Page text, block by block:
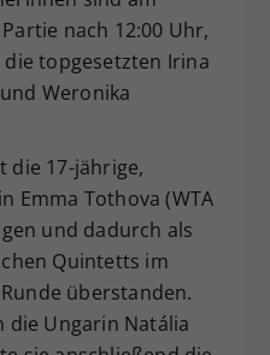
nach 12:00 Uhr,
topgesetzten Irina
Weronika
die 17-jährige,
Emma Tothova (WTA
und dadurch als
Quintetts im
überstanden.
die Ungarin Natália